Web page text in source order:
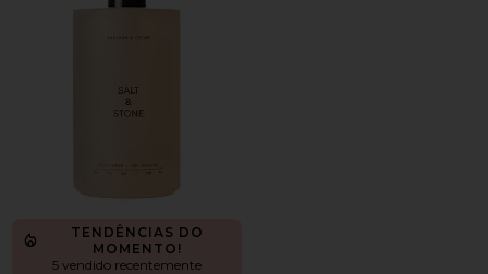
TENDÊNCIAS DO
MOMENTO!
5 vendido recentemente